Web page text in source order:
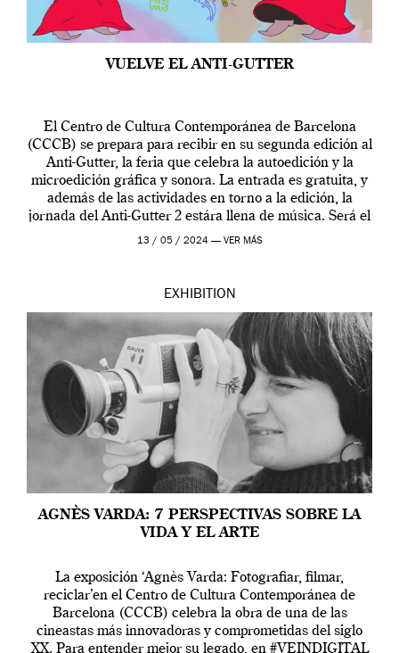
VUELVE EL ANTI-GUTTER
El Centro de Cultura Contemporánea de Barcelona
(CCCB) se prepara para recibir en su segunda edición al
Anti-Gutter, la feria que celebra la autoedición y la
microedición gráfica y sonora. La entrada es gratuita, y
además de las actividades en torno a la edición, la
jornada del Anti-Gutter 2 estára llena de música. Será el
[…]
13 / 05 / 2024 — VER MÁS
EXHIBITION
AGNÈS VARDA: 7 PERSPECTIVAS SOBRE LA
VIDA Y EL ARTE
La exposición ‘Agnès Varda: Fotografiar, filmar,
reciclar’en el Centro de Cultura Contemporánea de
Barcelona (CCCB) celebra la obra de una de las
cineastas más innovadoras y comprometidas del siglo
XX. Para entender mejor su legado, en #VEINDIGITAL